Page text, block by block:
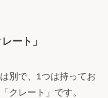
ート」
別で、1つは持ってお
クレート」です。